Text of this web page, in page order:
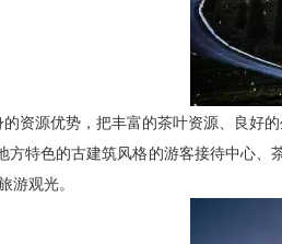
的资源优势，把丰富的茶叶资源、良好
方特色的古建筑风格的游客接待中心
观光。